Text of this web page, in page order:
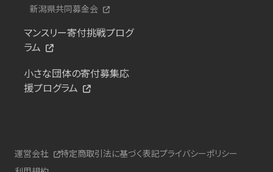
新潟県共同募金会
マンスリー寄付挑戦プログ
ラム
小さな団体の寄付募集応
援プログラム
運営会社 特定商取引法に基づく表記プライバシーポリシー